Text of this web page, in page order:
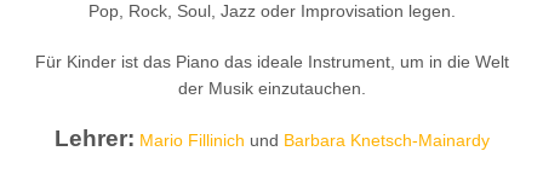
Pop, Rock, Soul, Jazz oder Improvisation legen.
Für Kinder ist das Piano das ideale Instrument, um in die Welt
der Musik einzutauchen.
Lehrer: Mario Fillinich und Barbara Knetsch-Mainardy